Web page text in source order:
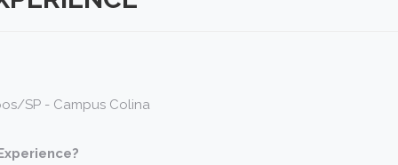
SP - Campus Colina